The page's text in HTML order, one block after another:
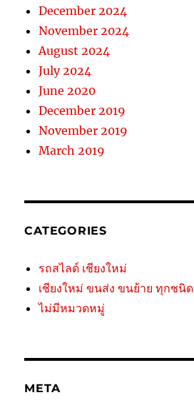
December 2024
November 2024
August 2024
July 2024
June 2020
December 2019
November 2019
March 2019
CATEGORIES
รถสไลด์ เชียงใหม่
เชียงใหม่ ขนส่ง ขนย้าย ทุกชนิด
ไม่มีหมวดหมู่
META